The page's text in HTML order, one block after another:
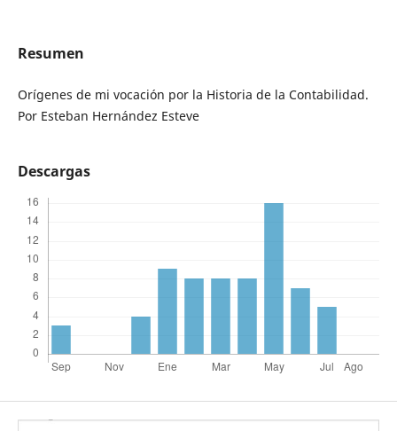
Resumen
Orígenes de mi vocación por la Historia de la Contabilidad.
Por Esteban Hernández Esteve
Descargas